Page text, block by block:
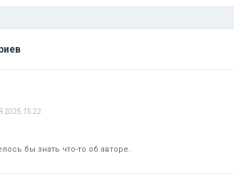
2025 15:22
бы знать что-то об авторе.